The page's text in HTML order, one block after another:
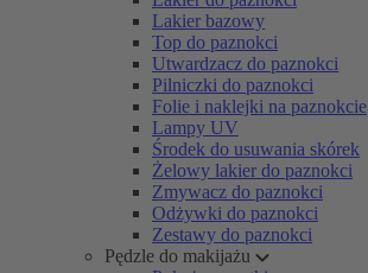
Lakier bazowy
Top do paznokci
Utwardzacz do paznokci
Pilniczki do paznokci
Folie i naklejki na paznokcie
Lampy UV
Środek do usuwania skórek
Żelowy lakier do paznokci
Zmywacz do paznokci
Odżywki do paznokci
Zestawy do paznokci
Pędzle do makijażu